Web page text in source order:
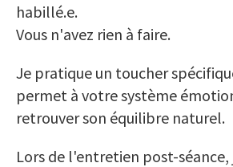
habillé.e.
Vous n'avez rien à faire.
Je pratique un toucher
permet à votre système
retrouver son équilibre naturel.
Lors de l'entretien post-séance,